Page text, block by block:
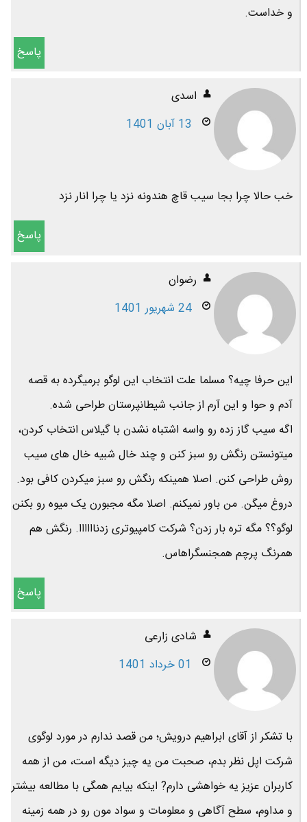
و خداست.
پاسخ
اسدی
13 آبان 1401
خب حالا چرا بجا سیب قاچ هندونه نزد یا چرا انار نزد
پاسخ
رضوان
24 شهریور 1401
این حرفا چیه؟ مسلما علت انتخاب این لوگو برمیگرده به قصه
آدم و حوا و این آرم از جانب شیطانپرستان طراحی شده.
اگه سیب گاز زده رو واسه اشتباه نشدن با گیلاس انتخاب کردن،
میتونستن رنگش رو سبز کنن و چند خال شبیه خال های سیب
روش طراحی کنن. اصلا همینکه رنگش رو سبز میکردن کافی بود.
دروغ میگن. من باور نمیکنم. اصلا مگه مجبورن یک میوه رو بکنن
لوگو؟؟ مگه تره بار زدن؟ شرکت کامپیوتری زدناااااا. رنگش هم
همرنگ پرچم همجنسگراهاس.
پاسخ
شادی زارعی
01 خرداد 1401
با تشکر از آقای ابراهیم درویش؛ من قصد ندارم در مورد لوگوی
شرکت اپل نظر بدم، صحبت من یه چیز دیگه است، من از همه
کاربران عزیز یه خواهشی دارم? اینکه بیایم همگی با مطالعه بیشتر
و مداوم، سطح آگاهی و معلومات و سواد مون رو در همه زمینه